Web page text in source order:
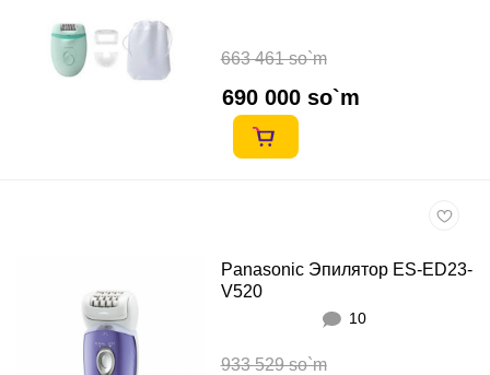
663 461 so`m
690 000 so`m
Panasonic Эпилятор ES-ED23-
V520
10
933 529 so`m